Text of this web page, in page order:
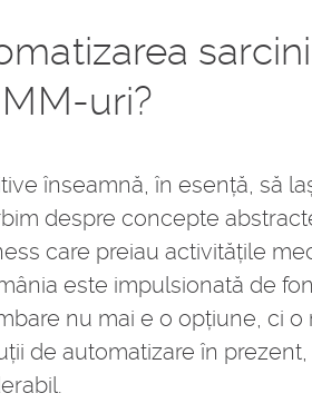
uri?
înseamnă, în esență, să
despre concepte
care preiau activitățile
este impulsionată de
nu mai e o opțiune, ci
de automatizare în